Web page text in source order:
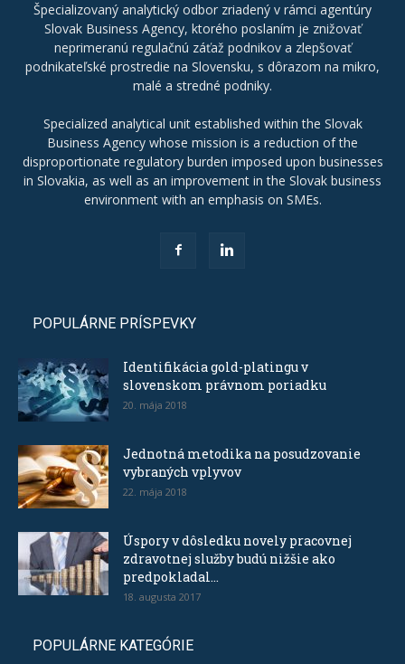
Špecializovaný analytický odbor zriadený v rámci agentúry
Slovak Business Agency, ktorého poslaním je znižovať
neprimeranú regulačnú záťaž podnikov a zlepšovať
podnikateľské prostredie na Slovensku, s dôrazom na mikro,
malé a stredné podniky.
Specialized analytical unit established within the Slovak
Business Agency whose mission is a reduction of the
disproportionate regulatory burden imposed upon businesses
in Slovakia, as well as an improvement in the Slovak business
environment with an emphasis on SMEs.
POPULÁRNE PRÍSPEVKY
Identifikácia gold-platingu v
slovenskom právnom poriadku
20. mája 2018
Jednotná metodika na posudzovanie
vybraných vplyvov
22. mája 2018
Úspory v dôsledku novely pracovnej
zdravotnej služby budú nižšie ako
predpokladal...
18. augusta 2017
POPULÁRNE KATEGÓRIE